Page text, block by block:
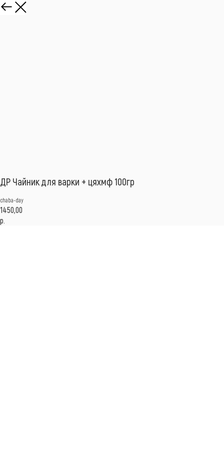
ДР Чайник для варки + цяхмф 100гр
chaba-day
1450,00
р.